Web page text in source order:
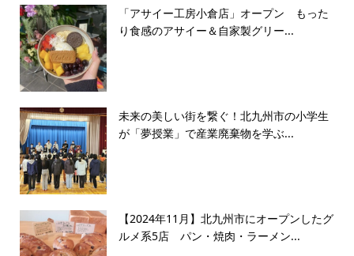
「アサイー工房小倉店」オープン もった
り食感のアサイー＆自家製グリー...
未来の美しい街を繋ぐ！北九州市の小学生
が「夢授業」で産業廃棄物を学ぶ...
【2024年11月】北九州市にオープンしたグ
ルメ系5店 パン・焼肉・ラーメン...